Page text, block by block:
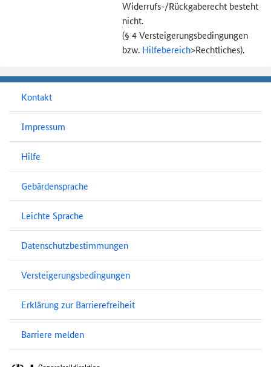
Widerrufs-/Rückgaberecht besteht
nicht.
(§ 4 Versteigerungs­bedingungen
bzw. Hilfebereich>Rechtliches).
Kontakt
Impressum
Hilfe
Gebärdensprache
Leichte Sprache
Datenschutzbestimmungen
Versteigerungsbedingungen
Erklärung zur Barrierefreiheit
Barriere melden